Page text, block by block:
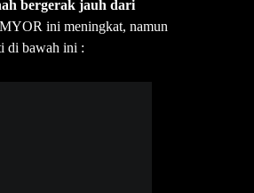
bergerak jauh dari
ini meningkat, namun
di bawah ini :